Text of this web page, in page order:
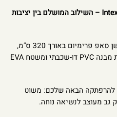
סאפ מתנפח Intex AquaQuest 320 – השילוב המושלם בין יציבות
גלו את החופש על המים עם גלשן סאפ פרימיום באורך 320 ס”מ,
המעניק יציבות מקסימלית בזכות מבנה PVC דו-שכבתי ומשטח EVA
להרפתקה הבאה שלכם: משוט
גב מעוצב לנשיאה נוחה.